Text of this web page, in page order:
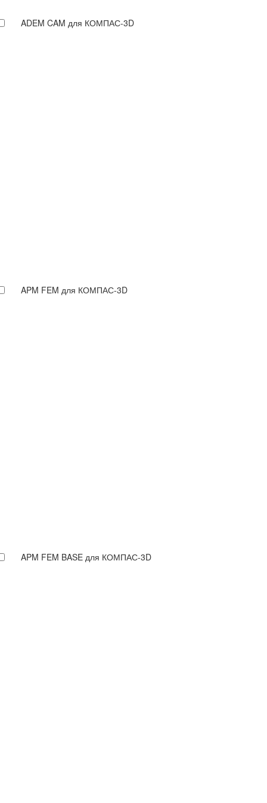
ADEM CAM для КОМПАС-3D
APM FEM для КОМПАС-3D
APM FEM BASE для КОМПАС-3D